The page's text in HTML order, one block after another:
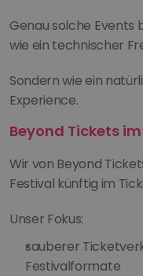
Genau solche Events
wie ein technischer
Sondern wie ein
Experience.
Beyond Tickets
Wir von Beyond
Festival künftig im
Unser Fokus:
sauberer
Festivalformate